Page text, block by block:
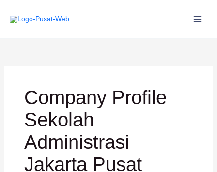
konten
Company Profile
Sekolah
Administrasi
Jakarta Pusat